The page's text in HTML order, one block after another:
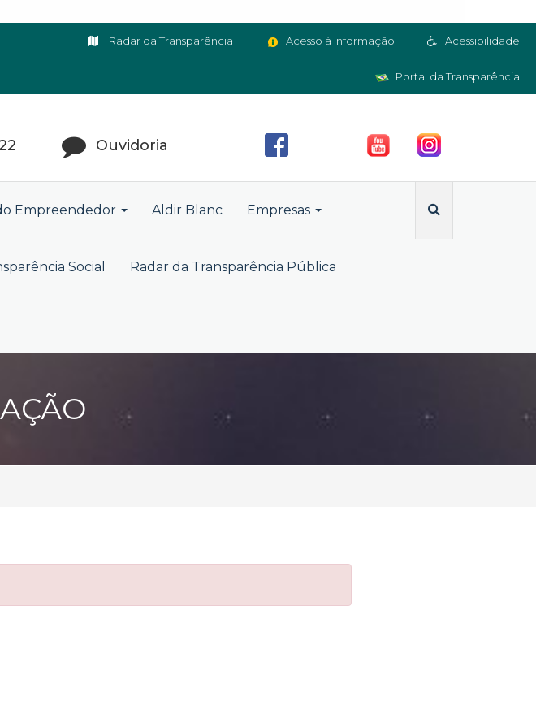
Acessibilidade
Acesso à Informação
Radar da Transparência
Portal da Transparência
Ouvidoria
Empreendedor Aldir Blanc Empresas
Social Radar da Transparência Pública